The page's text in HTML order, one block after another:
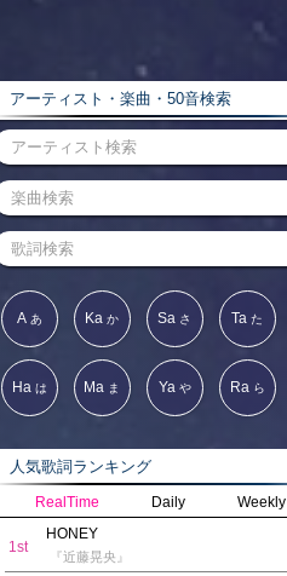
アーティスト・楽曲・50音検索
A あ Ka か Sa さ Ta た
Ha は Ma ま Ya や Ra ら
人気歌詞ランキング
RealTime Daily Weekly
1st
HONEY
『近藤晃央』